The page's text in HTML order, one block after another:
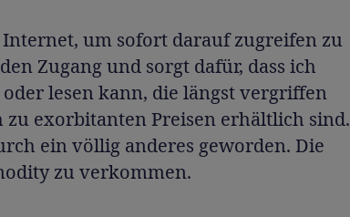
um sofort darauf zugreifen zu
Zugang und sorgt dafür, dass ich
lesen kann, die längst vergriffen
exorbitanten Preisen erhältlich sind.
ein völlig anderes geworden. Die
zu verkommen.